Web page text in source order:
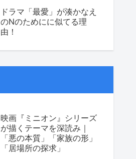
ドラマ「最愛」が湊かなえ
のNのためにに似てる理
由！
映画『ミニオン』シリーズ
が描くテーマを深読み｜
「悪の本質」「家族の形」
「居場所の探求」